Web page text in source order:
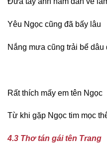
Yêu Ngọc cũng đã bấy lâu
Nắng mưa cũng trải bể dâu
Rất thích mấy em tên Ngọc
Từ khi gặp Ngọc tim mọc
4.3 Thơ tán gái tên Trang